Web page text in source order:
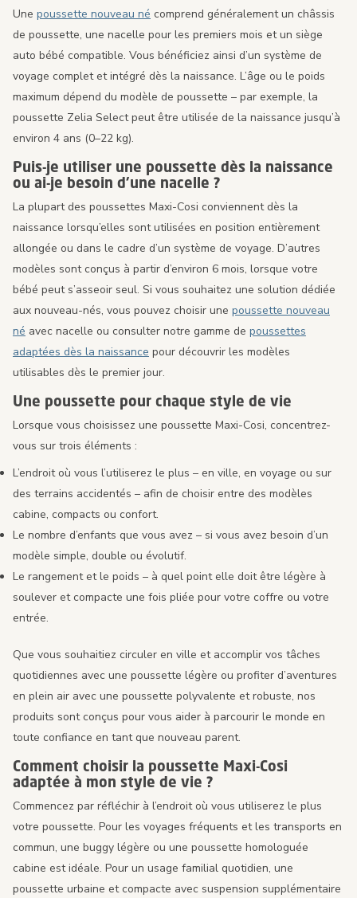
Une poussette nouveau né comprend généralement un châssis
de poussette, une nacelle pour les premiers mois et un siège
auto bébé compatible. Vous bénéficiez ainsi d’un système de
voyage complet et intégré dès la naissance. L’âge ou le poids
maximum dépend du modèle de poussette – par exemple, la
poussette Zelia Select peut être utilisée de la naissance jusqu’à
environ 4 ans (0–22 kg).
Puis-je utiliser une poussette dès la naissance
ou ai-je besoin d’une nacelle ?
La plupart des poussettes Maxi-Cosi conviennent dès la
naissance lorsqu’elles sont utilisées en position entièrement
allongée ou dans le cadre d’un système de voyage. D’autres
modèles sont conçus à partir d’environ 6 mois, lorsque votre
bébé peut s’asseoir seul. Si vous souhaitez une solution dédiée
aux nouveau-nés, vous pouvez choisir une poussette nouveau
né avec nacelle ou consulter notre gamme de poussettes
adaptées dès la naissance pour découvrir les modèles
utilisables dès le premier jour.
Une poussette pour chaque style de vie
Lorsque vous choisissez une poussette Maxi-Cosi, concentrez-
vous sur trois éléments :
L’endroit où vous l’utiliserez le plus – en ville, en voyage ou sur
des terrains accidentés – afin de choisir entre des modèles
cabine, compacts ou confort.
Le nombre d’enfants que vous avez – si vous avez besoin d’un
modèle simple, double ou évolutif.
Le rangement et le poids – à quel point elle doit être légère à
soulever et compacte une fois pliée pour votre coffre ou votre
entrée.
Que vous souhaitiez circuler en ville et accomplir vos tâches
quotidiennes avec une poussette légère ou profiter d’aventures
en plein air avec une poussette polyvalente et robuste, nos
produits sont conçus pour vous aider à parcourir le monde en
toute confiance en tant que nouveau parent.
Comment choisir la poussette Maxi-Cosi
adaptée à mon style de vie ?
Commencez par réfléchir à l’endroit où vous utiliserez le plus
votre poussette. Pour les voyages fréquents et les transports en
commun, une buggy légère ou une poussette homologuée
cabine est idéale. Pour un usage familial quotidien, une
poussette urbaine et compacte avec suspension supplémentaire